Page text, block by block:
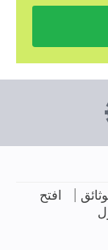
|
افتح